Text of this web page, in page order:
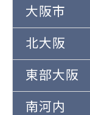
大阪市
北大阪
東部大阪
南河内